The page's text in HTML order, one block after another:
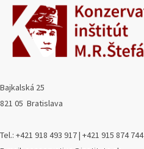
Bajkalská 25
821 05 Bratislava
Tel.: +421 918 493 917 | +421 915 874 744